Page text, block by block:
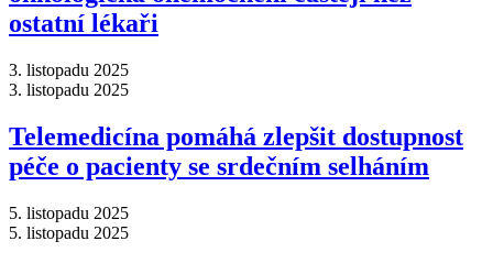
ostatní lékaři
3. listopadu 2025
3. listopadu 2025
Telemedicína pomáhá zlepšit dostupnost
péče o pacienty se srdečním selháním
5. listopadu 2025
5. listopadu 2025